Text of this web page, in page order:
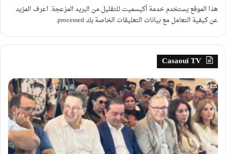
هذا الموقع يستخدم خدمة أكيسميت للتقليل من البريد المزعجة. اعرف المزيد
عن كيفية التعامل مع بيانات التعليقات الخاصة بك processed
.
Casaoui TV